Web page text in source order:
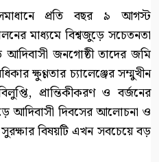
প্রতি বছর ৯ আগস্ট
মাধ্যমে বিশ্বজুড়ে সচেতনতা
আদিবাসী জনগোষ্ঠী তাদের জমি
ক্ষুণ্ণতার চ্যালেঞ্জের সম্মুখীন
প্রান্তিকীকরণ ও বর্জনের
আদিবাসী দিবসের আলোচনা ও
বিষয়টি এখন সবচেয়ে বড়